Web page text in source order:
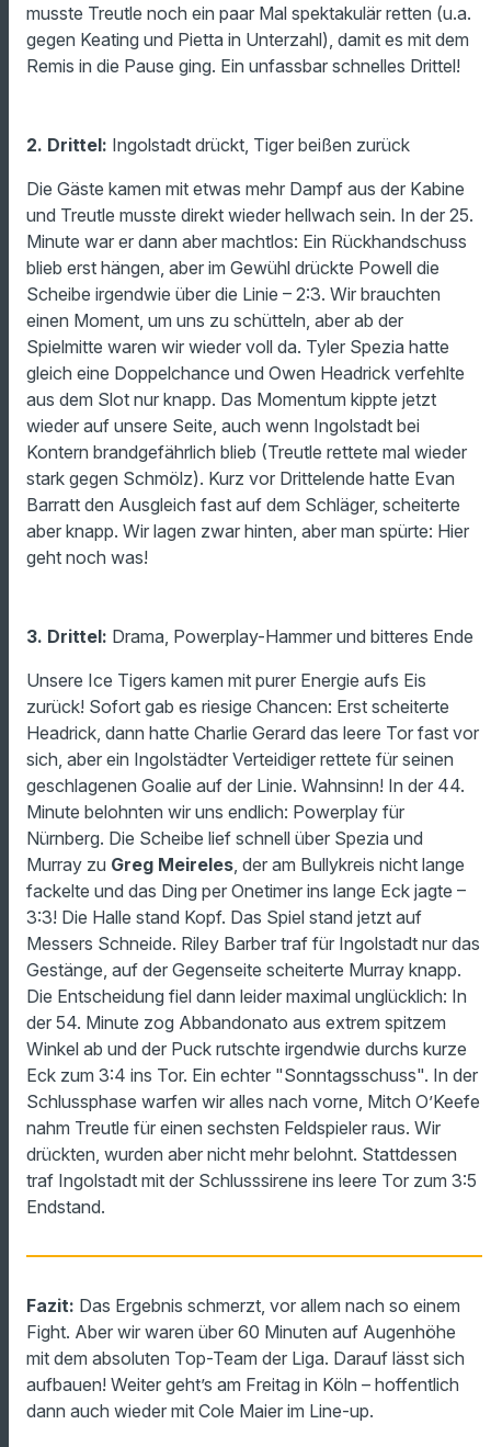
musste Treutle noch ein paar Mal spektakulär retten (u.a.
gegen Keating und Pietta in Unterzahl), damit es mit dem
Remis in die Pause ging. Ein unfassbar schnelles Drittel!
2. Drittel: Ingolstadt drückt, Tiger beißen zurück
Die Gäste kamen mit etwas mehr Dampf aus der Kabine
und Treutle musste direkt wieder hellwach sein. In der 25.
Minute war er dann aber machtlos: Ein Rückhandschuss
blieb erst hängen, aber im Gewühl drückte Powell die
Scheibe irgendwie über die Linie – 2:3. Wir brauchten
einen Moment, um uns zu schütteln, aber ab der
Spielmitte waren wir wieder voll da. Tyler Spezia hatte
gleich eine Doppelchance und Owen Headrick verfehlte
aus dem Slot nur knapp. Das Momentum kippte jetzt
wieder auf unsere Seite, auch wenn Ingolstadt bei
Kontern brandgefährlich blieb (Treutle rettete mal wieder
stark gegen Schmölz). Kurz vor Drittelende hatte Evan
Barratt den Ausgleich fast auf dem Schläger, scheiterte
aber knapp. Wir lagen zwar hinten, aber man spürte: Hier
geht noch was!
3. Drittel: Drama, Powerplay-Hammer und bitteres Ende
Unsere Ice Tigers kamen mit purer Energie aufs Eis
zurück! Sofort gab es riesige Chancen: Erst scheiterte
Headrick, dann hatte Charlie Gerard das leere Tor fast vor
sich, aber ein Ingolstädter Verteidiger rettete für seinen
geschlagenen Goalie auf der Linie. Wahnsinn! In der 44.
Minute belohnten wir uns endlich: Powerplay für
Nürnberg. Die Scheibe lief schnell über Spezia und
Murray zu Greg Meireles, der am Bullykreis nicht lange
fackelte und das Ding per Onetimer ins lange Eck jagte –
3:3! Die Halle stand Kopf. Das Spiel stand jetzt auf
Messers Schneide. Riley Barber traf für Ingolstadt nur das
Gestänge, auf der Gegenseite scheiterte Murray knapp.
Die Entscheidung fiel dann leider maximal unglücklich: In
der 54. Minute zog Abbandonato aus extrem spitzem
Winkel ab und der Puck rutschte irgendwie durchs kurze
Eck zum 3:4 ins Tor. Ein echter "Sonntagsschuss". In der
Schlussphase warfen wir alles nach vorne, Mitch O’Keefe
nahm Treutle für einen sechsten Feldspieler raus. Wir
drückten, wurden aber nicht mehr belohnt. Stattdessen
traf Ingolstadt mit der Schlusssirene ins leere Tor zum 3:5
Endstand.
Fazit: Das Ergebnis schmerzt, vor allem nach so einem
Fight. Aber wir waren über 60 Minuten auf Augenhöhe
mit dem absoluten Top-Team der Liga. Darauf lässt sich
aufbauen! Weiter geht’s am Freitag in Köln – hoffentlich
dann auch wieder mit Cole Maier im Line-up.